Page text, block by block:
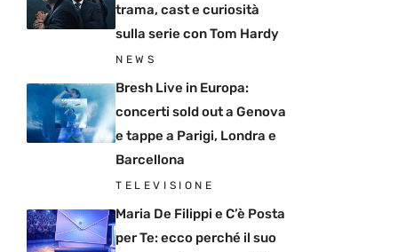
trama, cast e curiosità
sulla serie con Tom Hardy
NEWS
Bresh Live in Europa:
concerti sold out a Genova
e tappe a Parigi, Londra e
Barcellona
TELEVISIONE
Maria De Filippi e C’è Posta
per Te: ecco perché il suo